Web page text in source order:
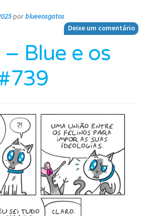
porblueeosgatos
Deixe um comentário
Blue e os